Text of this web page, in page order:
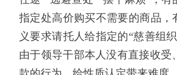
指定处高价购买不需要的商品，
义要求请托人给指定的“慈善组织
由于领导干部本人没有直接收受